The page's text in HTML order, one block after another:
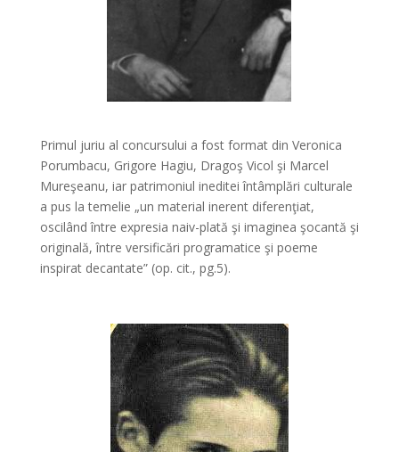
Primul juriu al concursului a fost format din Veronica
Porumbacu, Grigore Hagiu, Dragoş Vicol şi Marcel
Mureşeanu, iar patrimoniul ineditei întâmplări culturale
a pus la temelie „un material inerent diferenţiat,
oscilând între expresia naiv-plată şi imaginea şocantă şi
originală, între versificări programatice şi poeme
inspirat decantate” (op. cit., pg.5).